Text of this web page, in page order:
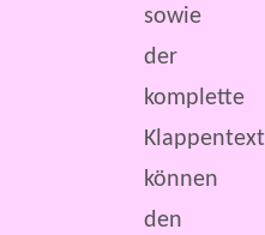
sowie
der
komplette
Klappentext
können
den